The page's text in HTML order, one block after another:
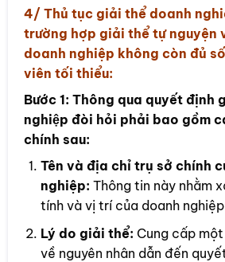
4/ Thủ tục giải thể doanh
trường hợp giải thể tự nguyện
doanh nghiệp không còn đủ
viên tối thiểu:
Bước 1: Thông qua quyết định
nghiệp đòi hỏi phải bao gồm
chính sau:
Tên và địa chỉ trụ sở chính
nghiệp: Thông tin này nhằm
tính và vị trí của doanh
Lý do giải thể: Cung cấp
về nguyên nhân dẫn đến